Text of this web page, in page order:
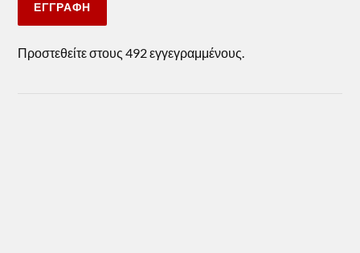
ΕΓΓΡΑΦΉ
Προστεθείτε στους 492 εγγεγραμμένους.